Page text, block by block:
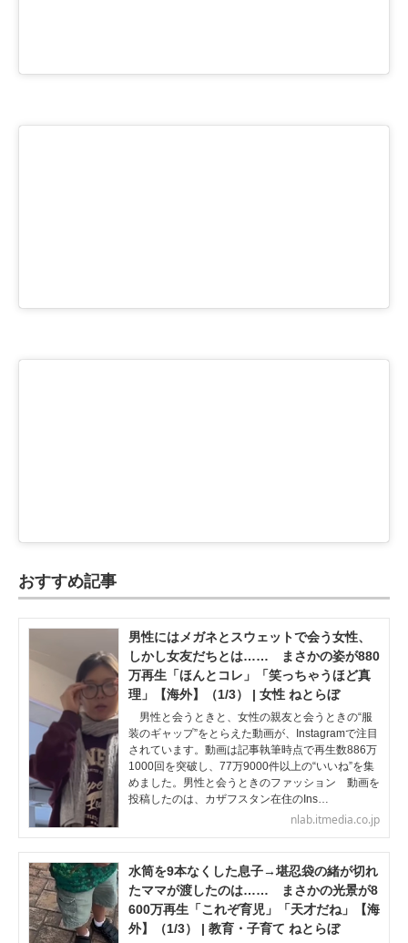
おすすめ記事
男性にはメガネとスウェットで会う女性、
しかし女友だちとは…… まさかの姿が880
万再生「ほんとコレ」「笑っちゃうほど真
理」【海外】（1/3） | 女性 ねとらぼ
男性と会うときと、女性の親友と会うときの“服
装のギャップ”をとらえた動画が、Instagramで注目
されています。動画は記事執筆時点で再生数886万
1000回を突破し、77万9000件以上の“いいね”を集
めました。男性と会うときのファッション 動画を
投稿したのは、カザフスタン在住のIns…
nlab.itmedia.co.jp
水筒を9本なくした息子→堪忍袋の緒が切れ
たママが渡したのは…… まさかの光景が8
600万再生「これぞ育児」「天才だね」【海
外】（1/3） | 教育・子育て ねとらぼ